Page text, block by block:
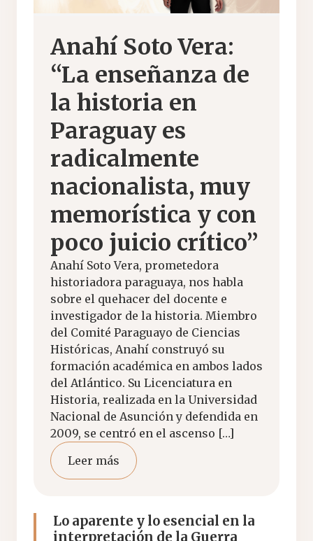
Anahí Soto Vera:
“La enseñanza de
la historia en
Paraguay es
radicalmente
nacionalista, muy
memorística y con
poco juicio crítico”
Anahí Soto Vera, prometedora
historiadora paraguaya, nos habla
sobre el quehacer del docente e
investigador de la historia. Miembro
del Comité Paraguayo de Ciencias
Históricas, Anahí construyó su
formación académica en ambos lados
del Atlántico. Su Licenciatura en
Historia, realizada en la Universidad
Nacional de Asunción y defendida en
2009, se centró en el ascenso […]
Leer más
Lo aparente y lo esencial en la
interpretación de la Guerra